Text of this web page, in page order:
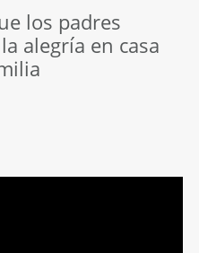
los padres
alegría en casa